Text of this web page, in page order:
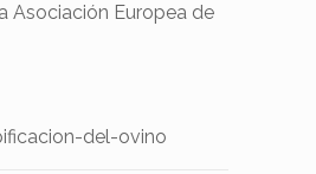
Asociación Europea de
del-ovino